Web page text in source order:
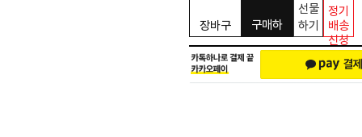
장바구
니
구매하
선물
하기
정기
배송
신청